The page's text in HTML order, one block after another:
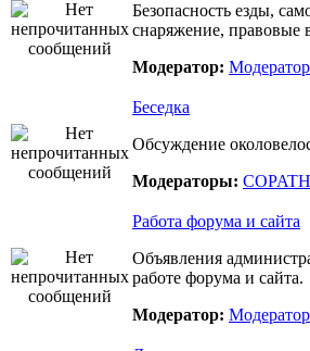
Безопасность езды,
снаряжение, правовые
Модератор:
Беседка
Обсуждение
Модераторы:
Работа форума и сайта
Объявления
работе форума и сайта.
Модератор: